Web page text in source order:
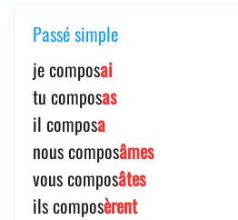
Passé simple
je composai
tu composas
il composa
nous composâmes
vous composâtes
ils composèrent